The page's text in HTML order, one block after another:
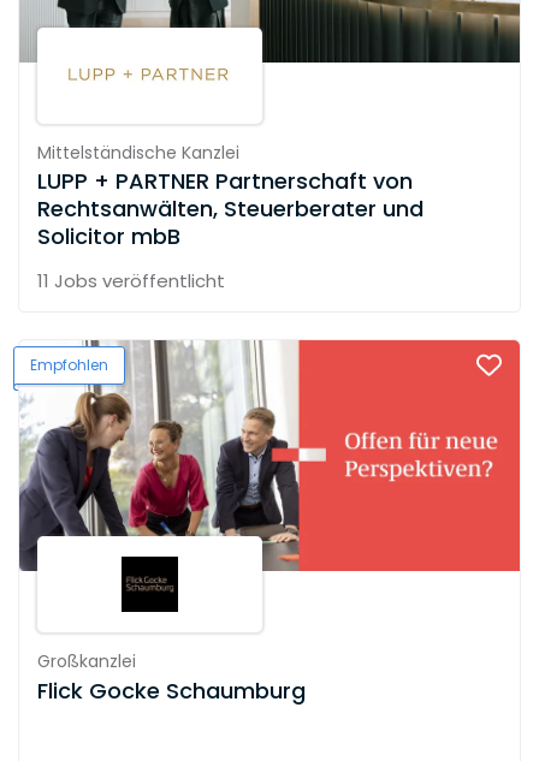
Mittelständische Kanzlei
LUPP + PARTNER Partnerschaft von
Rechtsanwälten, Steuerberater und
Solicitor mbB
11 Jobs veröffentlicht
Empfohlen
Großkanzlei
Flick Gocke Schaumburg